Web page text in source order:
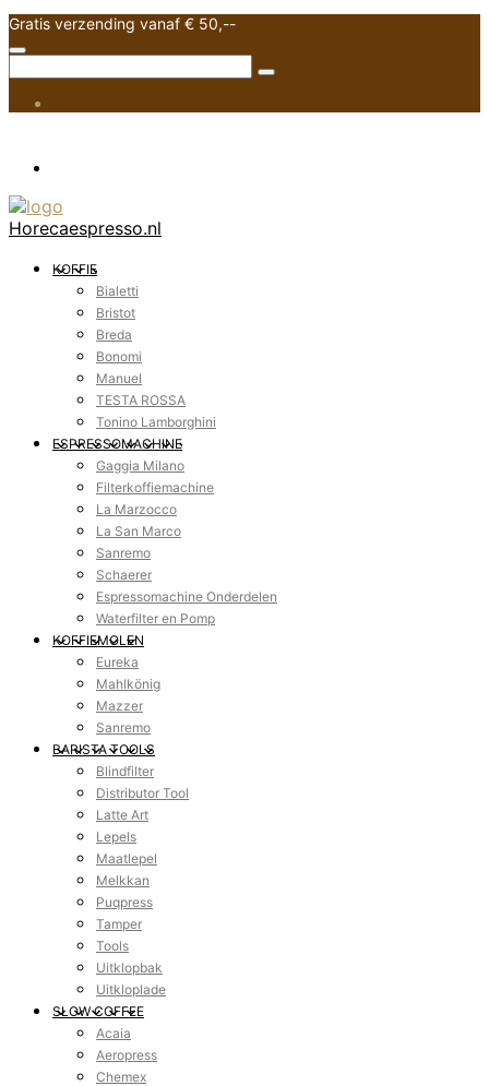
Gratis verzending vanaf € 50,--
Horecaespresso.nl
KOFFIE
Bialetti
Bristot
Breda
Bonomi
Manuel
TESTA ROSSA
Tonino Lamborghini
ESPRESSOMACHINE
Gaggia Milano
Filterkoffiemachine
La Marzocco
La San Marco
Sanremo
Schaerer
Espressomachine Onderdelen
Waterfilter en Pomp
KOFFIEMOLEN
Eureka
Mahlkönig
Mazzer
Sanremo
BARISTA TOOLS
Blindfilter
Distributor Tool
Latte Art
Lepels
Maatlepel
Melkkan
Puqpress
Tamper
Tools
Uitklopbak
Uitkloplade
SLOW COFFEE
Acaia
Aeropress
Chemex